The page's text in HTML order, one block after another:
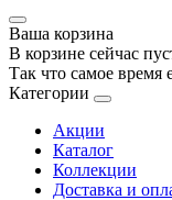
Ваша корзина
В корзине сейчас
Так что самое время
Категории
Акции
Каталог
Коллекции
Доставка и